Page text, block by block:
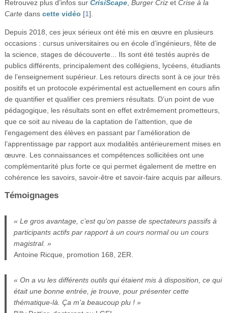
Retrouvez plus d’infos sur CrisiScape, Burger Crizet Crise à la
Cartedans cette vidéo [1].
Depuis 2018, ces jeux sérieux ont été mis en œuvre en plusieurs
occasions : cursus universitaires ou en école d’ingénieurs, fête de
la science, stages de découverte... Ils sont été testés auprès de
publics différents, principalement des collégiens, lycéens, étudiants
de l’enseignement supérieur. Les retours directs sont à ce jour très
positifs et un protocole expérimental est actuellement en cours afin
de quantifier et qualifier ces premiers résultats. D’un point de vue
pédagogique, les résultats sont en effet extrêmement prometteurs,
que ce soit au niveau de la captation de l’attention, que de
l’engagement des élèves en passant par l’amélioration de
l’apprentissage par rapport aux modalités antérieurement mises en
œuvre. Les connaissances et compétences sollicitées ont une
complémentarité plus forte ce qui permet également de mettre en
cohérence les savoirs, savoir-être et savoir-faire acquis par ailleurs.
Témoignages
« Le gros avantage, c’est qu’on passe de spectateurs passifs à
participants actifs par rapport à un cours normal ou un cours
magistral. »
Antoine Ricque, promotion 168, 2ER.
« On a vu les différents outils qui étaient mis à disposition, ce qui
était une bonne entrée, je trouve, pour présenter cette
thématique-là. Ça m’a beaucoup plu ! »